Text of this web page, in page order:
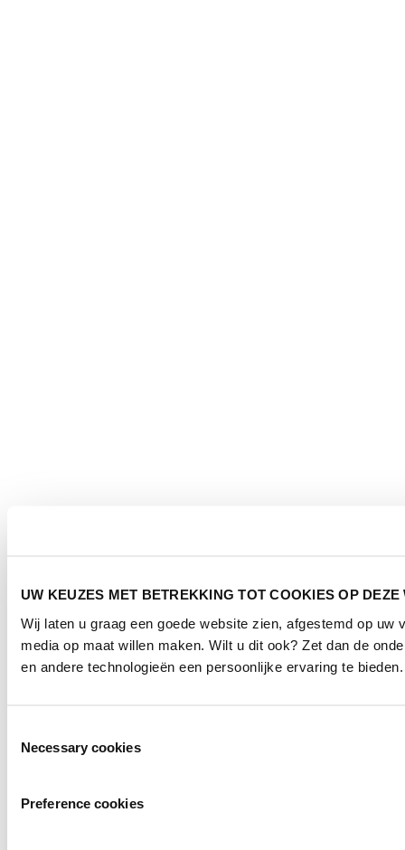
UW KEUZES MET BETREKKING TOT COOKIES OP DEZE
Wij laten u graag een goede website zien, afgestemd op
media op maat willen maken. Wilt u dit ook? Zet dan de
en andere technologieën een persoonlijke ervaring te bieden.
Necessary cookies
Preference cookies